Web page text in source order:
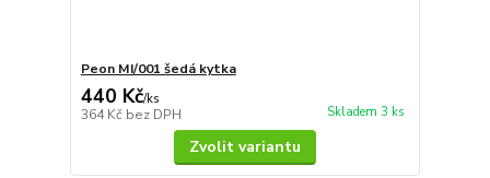
Peon MI/001 šedá kytka
440 Kč/ks
364 Kč bez DPH Skladem 3 ks
Zvolit variantu